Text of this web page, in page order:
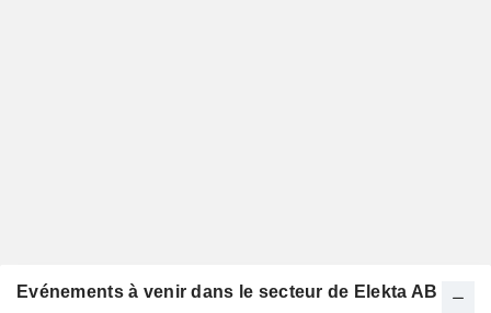
Evénements à venir dans le secteur de Elekta AB